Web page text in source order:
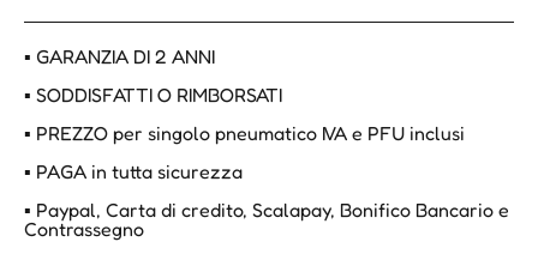
▪ GARANZIA DI 2 ANNI
▪ SODDISFATTI O RIMBORSATI
▪ PREZZO per singolo pneumatico IVA e PFU inclusi
▪ PAGA in tutta sicurezza
▪ Paypal, Carta di credito, Scalapay, Bonifico Bancario e
Contrassegno